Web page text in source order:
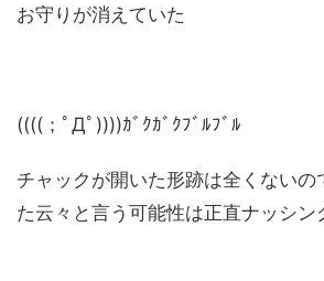
お守りが消えていた
((((；ﾟДﾟ))))ｶﾞｸｶﾞｸﾌﾞﾙﾌﾞﾙ
チャックが開いた形跡は全くないの
た云々と言う可能性は正直ナッシン